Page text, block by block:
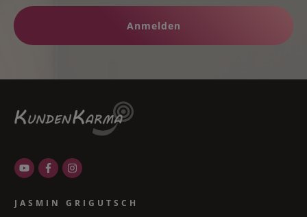
Anmelden
JASMIN GRIGUTSCH